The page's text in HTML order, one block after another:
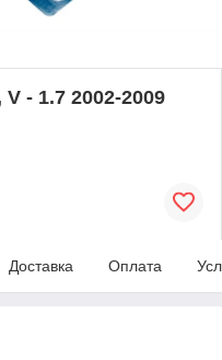
- 1.7 2002-2009
Доставка Оплата